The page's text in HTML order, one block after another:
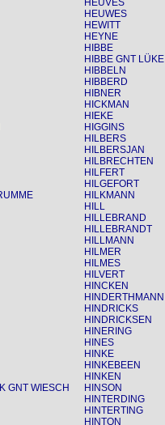
GNT WIESCH
HEUVES
HEUWES
HEWITT
HEYNE
HIBBE
HIBBE GNT LÜKE
HIBBELN
HIBBERD
HIBNER
HICKMAN
HIEKE
HIGGINS
HILBERS
HILBERSJAN
HILBRECHTEN
HILFERT
HILGEFORT
HILKMANN
HILL
HILLEBRAND
HILLEBRANDT
HILLMANN
HILMER
HILMES
HILVERT
HINCKEN
HINDERTHMANN
HINDRICKS
HINDRICKSEN
HINERING
HINES
HINKE
HINKEBEEN
HINKEN
HINSON
HINTERDING
HINTERTING
HINTON